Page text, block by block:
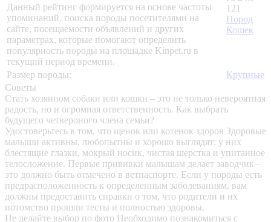
Данный рейтинг формируется на основе частоты
упоминаний, поиска породы посетителями на
сайте, посещаемости объявлений и других
параметрах, которые помогают определить
популярность породы на площадке Kinpet.ru в
текущий период времени.
121
Пород
Кошек
Размер породы:
Крупные
Советы
Стать хозяином собаки или кошки – это не только невероятная
радость, но и огромная ответственность. Как выбрать
будущего четвероного члена семьи?
Удостоверьтесь в том, что щенок или котенок здоров Здоровые
малыши активны, любопытны и хорошо выглядят: у них
блестящие глазки, мокрый носик, чистая шерстка и упитанное
телосложение. Первые прививки малышам делает заводчик –
это должно быть отмечено в ветпаспорте. Если у породы есть
предрасположенность к определенным заболеваниям, вам
должны предоставить справки о том, что родители и их
потомство прошли тесты и полностью здоровы.
Не делайте выбор по фото Необходимо познакомиться с